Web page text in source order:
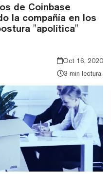
de Coinbase
la compañía en los
"apolítica"
Oct 16, 2020
3 min lectura